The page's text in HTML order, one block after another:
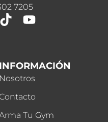
7205
INFORMACIÓN
Nosotros
Contacto
Tu Gym